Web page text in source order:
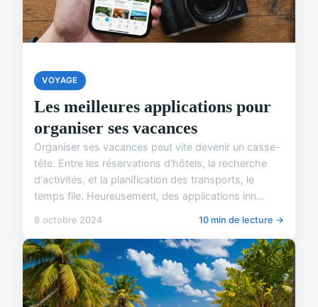
VOYAGE
Les meilleures applications pour
organiser ses vacances
Organiser ses vacances peut vite devenir un casse-
tête. Entre les réservations d'hôtels, la recherche
d'activités, et la planification des transports, le
temps file. Heureusement, des applications inn...
8 octobre 2024 10 min de lecture →